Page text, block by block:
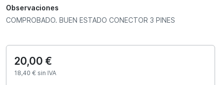
Observaciones
COMPROBADO. BUEN ESTADO CONECTOR 3 PINES
20,00 €
18,40 € sin IVA